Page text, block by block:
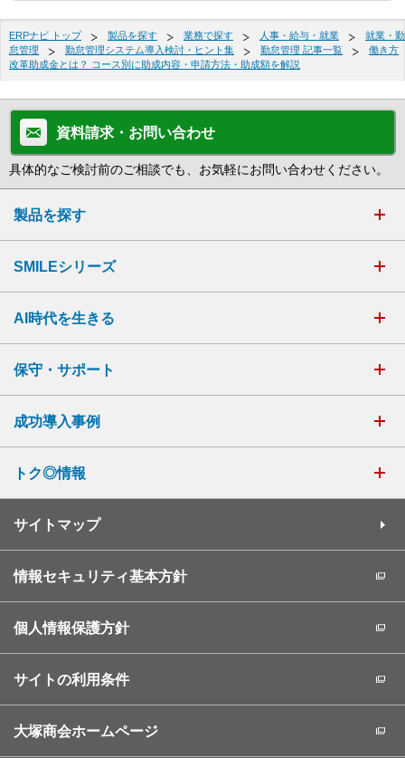
ERPナビ トップ 製品を探す 業務で探す 人事・給与・就業
就業・勤
怠管理
勤怠管理システム導入検討・ヒント集 勤怠管理 記事一覧
働き方
改革助成金とは？ コース別に助成内容・申請方法・助成額を解説
資料請求・お問い合わせ
具体的なご検討前のご相談でも、お気軽にお問い合わせください。
製品を探す
SMILEシリーズ
AI時代を生きる
保守・サポート
成功導入事例
トク◎情報
サイトマップ
情報セキュリティ基本方針
個人情報保護方針
サイトの利用条件
大塚商会ホームページ